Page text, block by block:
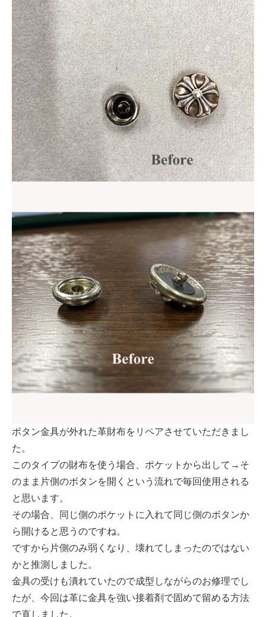
ボタン金具が外れた革財布をリペアさせていただきまし
た。
このタイプの財布を使う場合、ポケットから出して→そ
のまま片側のボタンを開くという流れで毎回使用される
と思います。
その場合、同じ側のポケットに入れて同じ側のボタンか
ら開けると思うのですね。
ですから片側のみ弱くなり、壊れてしまったのではない
かと推測しました。
金具の受けも潰れていたので成型しながらのお修理でし
たが、今回は革に金具を強い接着剤で固めて留める方法
で直しました。